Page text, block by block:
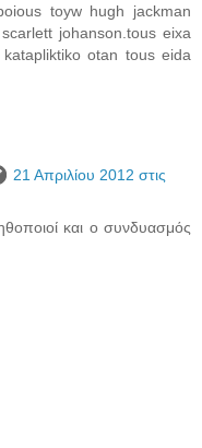
toyw hugh jackman
johanson.tous eixa
otan tous eida
21 Απριλίου 2012 στις
και ο συνδυασμός